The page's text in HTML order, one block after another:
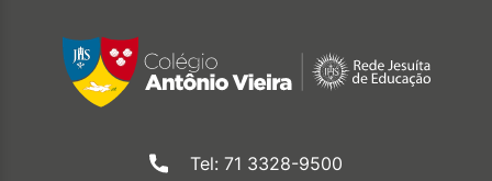
Tel: 71 3328-9500